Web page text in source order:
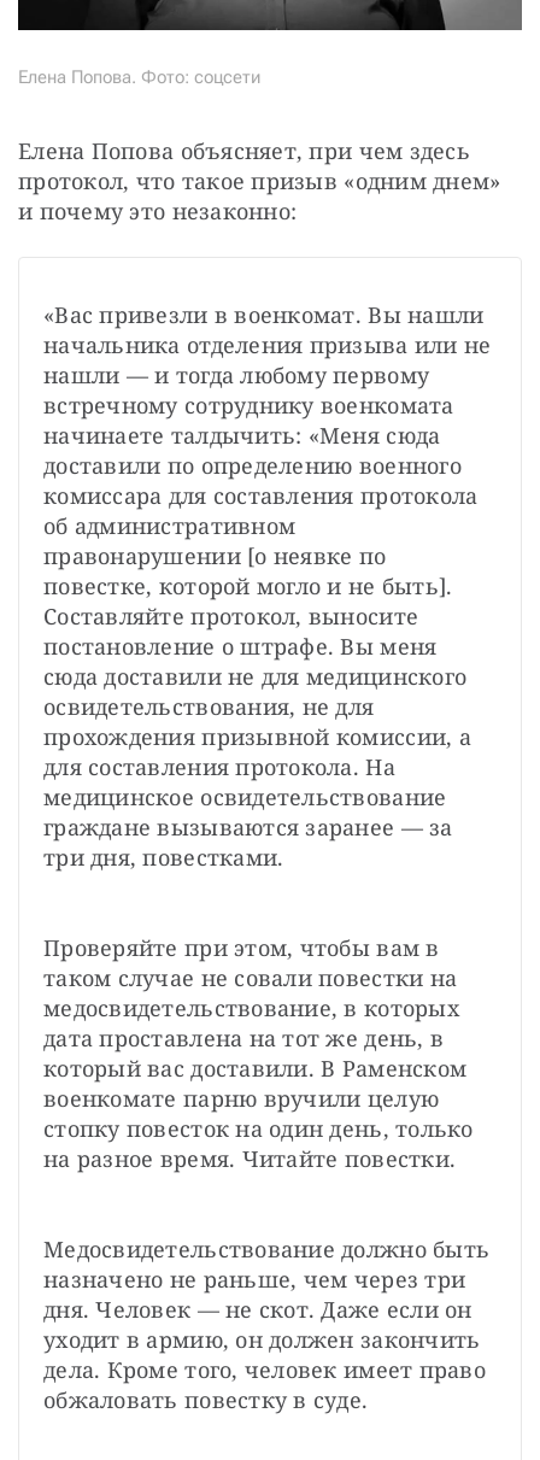
Елена Попова. Фото: соцсети
Елена Попова объясняет, при чем здесь
протокол, что такое призыв «одним днем»
и почему это незаконно:
«Вас привезли в военкомат. Вы нашли
начальника отделения призыва или не
нашли — и тогда любому первому
встречному сотруднику военкомата
начинаете талдычить: «Меня сюда
доставили по определению военного
комиссара для составления протокола
об административном
правонарушении [о неявке по
повестке, которой могло и не быть].
Составляйте протокол, выносите
постановление о штрафе. Вы меня
сюда доставили не для медицинского
освидетельствования, не для
прохождения призывной комиссии, а
для составления протокола. На
медицинское освидетельствование
граждане вызываются заранее — за
три дня, повестками.
Проверяйте при этом, чтобы вам в
таком случае не совали повестки на
медосвидетельствование, в которых
дата проставлена на тот же день, в
который вас доставили. В Раменском
военкомате парню вручили целую
стопку повесток на один день, только
на разное время. Читайте повестки.
Медосвидетельствование должно быть
назначено не раньше, чем через три
дня. Человек — не скот. Даже если он
уходит в армию, он должен закончить
дела. Кроме того, человек имеет право
обжаловать повестку в суде.